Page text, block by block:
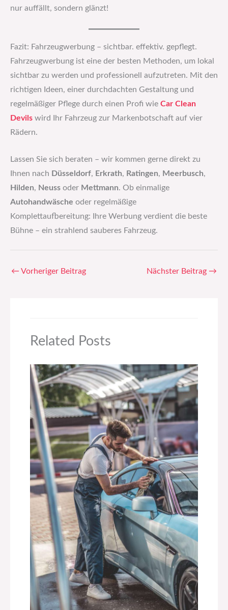
nur auffällt, sondern glänzt!
Fazit: Fahrzeugwerbung – sichtbar. effektiv. gepflegt.
Fahrzeugwerbung ist eine der besten Methoden, um lokal
sichtbar zu werden und professionell aufzutreten. Mit den
richtigen Ideen, einer durchdachten Gestaltung und
regelmäßiger Pflege durch einen Profi wie Car Clean
Devils wird Ihr Fahrzeug zur Markenbotschaft auf vier
Rädern.
Lassen Sie sich beraten – wir kommen gerne direkt zu
Ihnen nach Düsseldorf, Erkrath, Ratingen, Meerbusch,
Hilden, Neuss oder Mettmann. Ob einmalige
Autohandwäsche oder regelmäßige
Komplettaufbereitung: Ihre Werbung verdient die beste
Bühne – ein strahlend sauberes Fahrzeug.
← Vorheriger Beitrag Nächster Beitrag →
Related Posts